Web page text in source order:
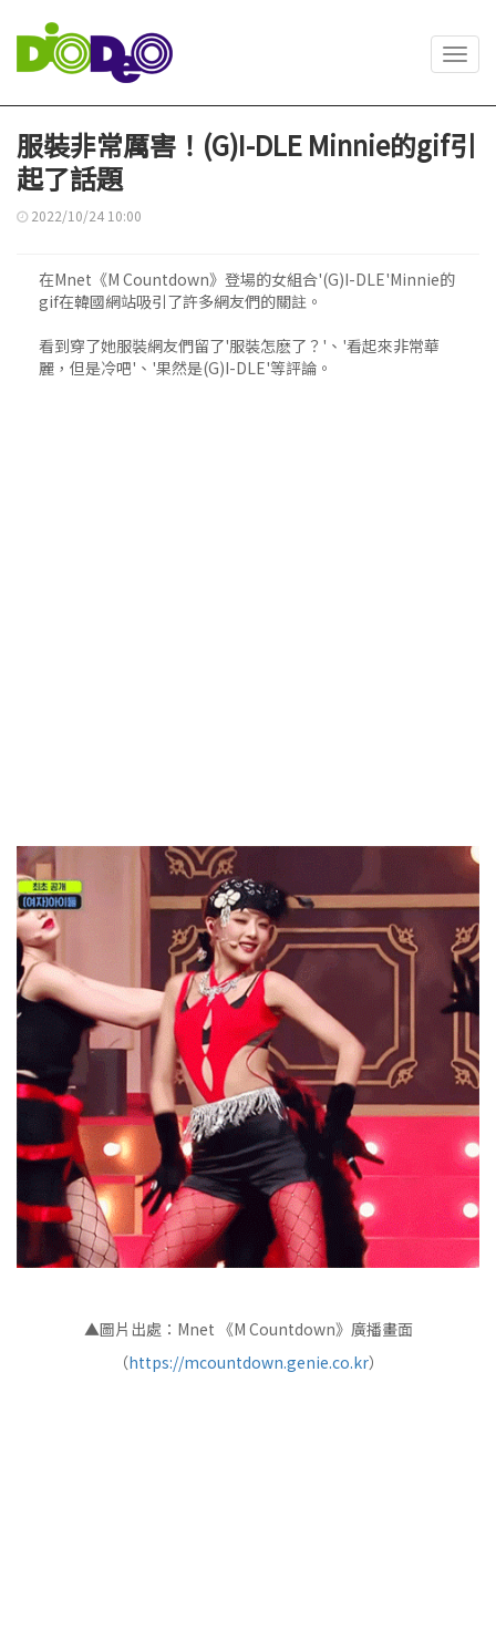
服裝非常厲害！(G)I-DLE Minnie的gif引
起了話題
2022/10/24 10:00
在Mnet《M Countdown》登場的女組合'(G)I-DLE'Minnie的
gif在韓國網站吸引了許多網友們的關註。
看到穿了她服裝網友們留了'服裝怎麽了？'、'看起來非常華
麗，但是冷吧'、'果然是(G)I-DLE'等評論。
▲圖片出處：Mnet 《M Countdown》廣播畫面
（https://mcountdown.genie.co.kr）